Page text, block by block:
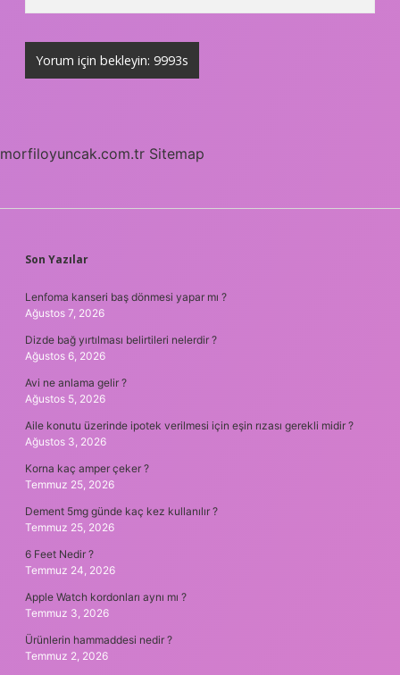
morfiloyuncak.com.tr Sitemap
SIDEBAR
Son Yazılar
Lenfoma kanseri baş dönmesi yapar mı ?
Ağustos 7, 2026
Dizde bağ yırtılması belirtileri nelerdir ?
Ağustos 6, 2026
Avi ne anlama gelir ?
Ağustos 5, 2026
Aile konutu üzerinde ipotek verilmesi için eşin rızası gerekli midir ?
Ağustos 3, 2026
Korna kaç amper çeker ?
Temmuz 25, 2026
Dement 5mg günde kaç kez kullanılır ?
Temmuz 25, 2026
6 Feet Nedir ?
Temmuz 24, 2026
Apple Watch kordonları aynı mı ?
Temmuz 3, 2026
Ürünlerin hammaddesi nedir ?
Temmuz 2, 2026